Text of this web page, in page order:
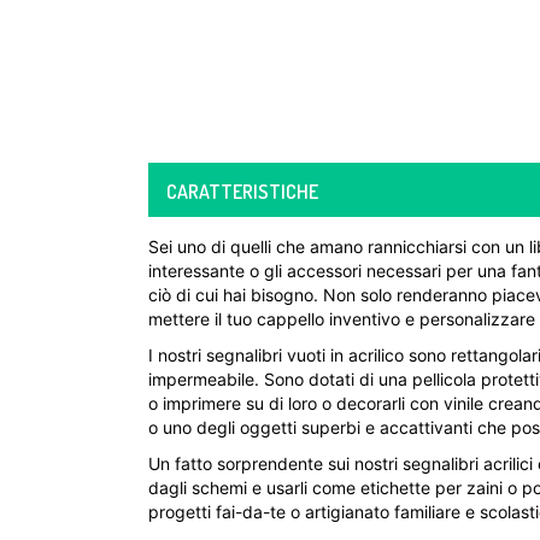
CARATTERISTICHE
Sei uno di quelli che amano rannicchiarsi con
interessante o gli accessori necessari per una
ciò di cui hai bisogno. Non solo renderanno
mettere il tuo cappello inventivo e
I nostri segnalibri vuoti in acrilico sono
impermeabile. Sono dotati di una pellicola
o imprimere su di loro o decorarli con vinile
o uno degli oggetti superbi e accattivanti che
Un fatto sorprendente sui nostri segnalibri
dagli schemi e usarli come etichette per zaini o
progetti fai-da-te o artigianato familiare e